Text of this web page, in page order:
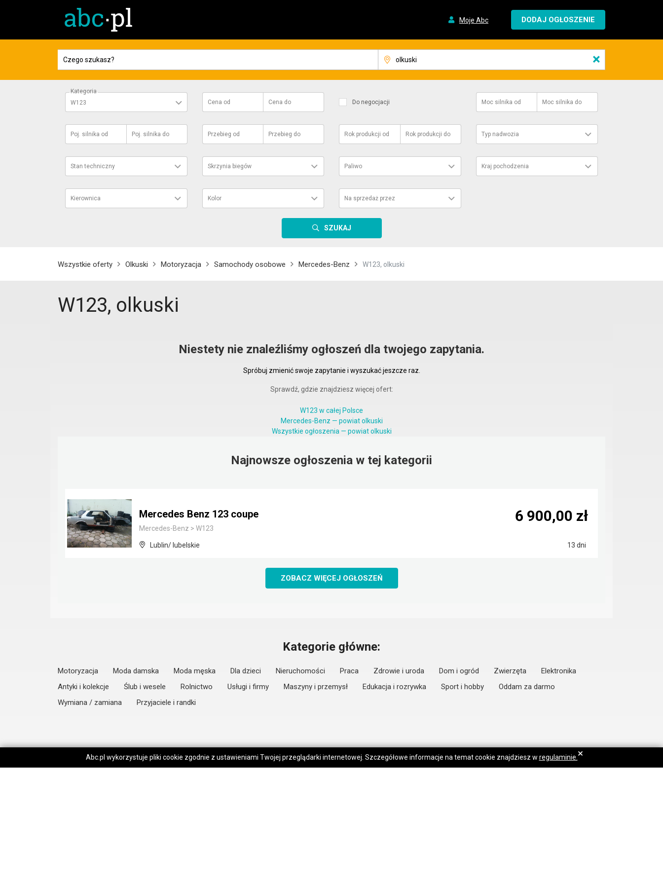
Moje Abc DODAJ OGŁOSZENIE
×
Kategoria
W123
Cena od Cena do Do negocjacji Moc silnika od Moc silnika do
Poj. silnika od Poj. silnika do Przebieg od Przebieg do Rok produkcji od Rok produkcji do Typ nadwozia
Stan techniczny Skrzynia biegów Paliwo Kraj pochodzenia
Kierownica Kolor Na sprzedaż przez
SZUKAJ
Wszystkie oferty Olkuski Motoryzacja Samochody osobowe Mercedes-Benz W123, olkuski
W123, olkuski
Niestety nie znaleźliśmy ogłoszeń dla twojego zapytania.
Spróbuj zmienić swoje zapytanie i wyszukać jeszcze raz.
Sprawdź, gdzie znajdziesz więcej ofert:
W123 w całej Polsce
Mercedes-Benz — powiat olkuski
Wszystkie ogłoszenia — powiat olkuski
Najnowsze ogłoszenia w tej kategorii
Mercedes Benz 123 coupe
Mercedes-Benz > W123
Lublin/ lubelskie 13 dni
6 900,00 zł
ZOBACZ WIĘCEJ OGŁOSZEŃ
Kategorie główne:
Motoryzacja Moda damska Moda męska Dla dzieci Nieruchomości Praca Zdrowie i uroda Dom i ogród Zwierzęta
Elektronika
Antyki i kolekcje
Ślub i wesele Rolnictwo Usługi i firmy Maszyny i przemysł Edukacja i rozrywka Sport i hobby
Oddam za darmo
Wymiana / zamiana
Przyjaciele i randki
Abc.pl wykorzystuje pliki cookie zgodnie z ustawieniami Twojej przeglądarki internetowej. Szczegółowe informacje na temat cookie znajdziesz w regulaminie. ×